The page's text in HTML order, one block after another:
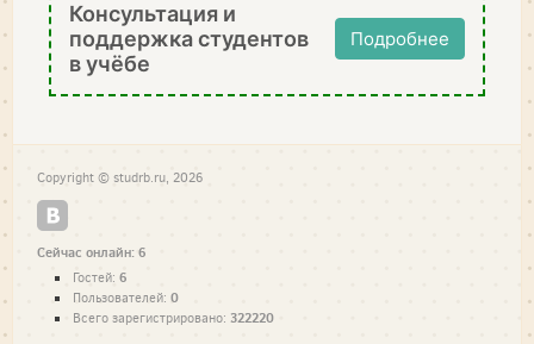
Консультация и
поддержка студентов
в учёбе
Подробнее
Copyright © studrb.ru, 2026
Сейчас онлайн: 6
Гостей: 6
Пользователей: 0
Всего зарегистрировано: 322220